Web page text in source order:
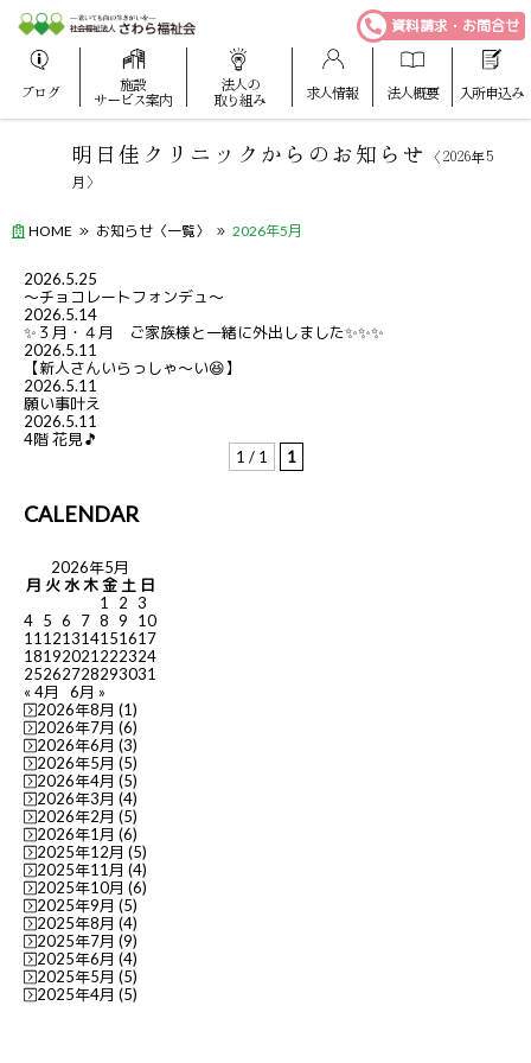
ブログ
施設
サービス案内
法人の
取り組み
求人情報 法人概要 入所申込み
資料請求・お問合せ
明日佳クリニックからのお知らせ
〈2026年5
月〉
HOME お知らせ〈一覧〉 2026年5月
2026.5.25
～チョコレートフォンデュ～
2026.5.14
✨３月・４月 ご家族様と一緒に外出しました✨✨✨
2026.5.11
【新人さんいらっしゃ～い😆】
2026.5.11
願い事叶え
2026.5.11
4階 花見🎵
1 / 1
1
CALENDAR
2026年5月
月 火 水 木 金 土 日
1
2 3
4 5 6 7 8 9
10
11121314151617
18192021222324
25262728293031
« 4月
6月 »
2026年8月 (1)
2026年7月 (6)
2026年6月 (3)
2026年5月 (5)
2026年4月 (5)
2026年3月 (4)
2026年2月 (5)
2026年1月 (6)
2025年12月 (5)
2025年11月 (4)
2025年10月 (6)
2025年9月 (5)
2025年8月 (4)
2025年7月 (9)
2025年6月 (4)
2025年5月 (5)
2025年4月 (5)